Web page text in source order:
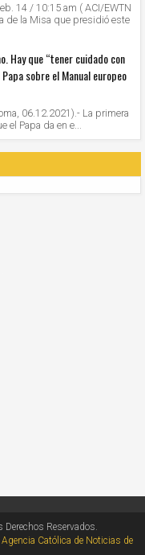
14 / 10:15 am ( ACI/EWTN
de la Misa que presidió este
Hay que “tener cuidado con
sobre el Manual europeo
06.12.2021).- La primera
el Papa da en e...
Reservados.
Agencia Católica de Noticias de